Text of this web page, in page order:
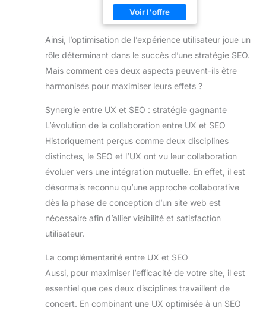
création de
systèmes de ...
réalisation de projets
UI/UX
Ainsi, l’optimisation de l’expérience utilisateur joue un
rôle déterminant dans le succès d’une stratégie SEO.
Mais comment ces deux aspects peuvent-ils être
harmonisés pour maximiser leurs effets ?
Synergie entre UX et SEO : stratégie gagnante
L’évolution de la collaboration entre UX et SEO
Historiquement perçus comme deux disciplines
distinctes, le SEO et l’UX ont vu leur collaboration
évoluer vers une intégration mutuelle. En effet, il est
désormais reconnu qu’une approche collaborative
dès la phase de conception d’un site web est
nécessaire afin d’allier visibilité et satisfaction
utilisateur.
La complémentarité entre UX et SEO
Aussi, pour maximiser l’efficacité de votre site, il est
essentiel que ces deux disciplines travaillent de
concert. En combinant une UX optimisée à un SEO